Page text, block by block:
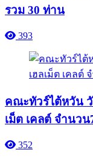
รวม 30 ท่าน
393
คณะทัวร์ไต้หวัน วั
เม็ต เคลต์ จำนว
352